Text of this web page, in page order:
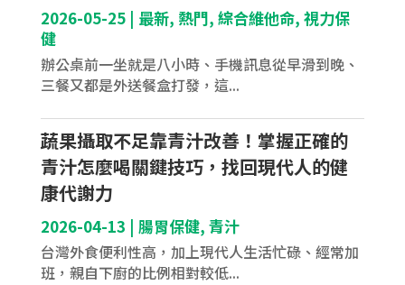
2026-05-25| 最新, 熱門, 綜合維他命, 視力保
健
辦公桌前一坐就是八小時、手機訊息從早滑到晚、
三餐又都是外送餐盒打發，這...
蔬果攝取不足靠青汁改善！掌握正確的
青汁怎麼喝關鍵技巧，找回現代人的健
康代謝力
2026-04-13 | 腸胃保健, 青汁
台灣外食便利性高，加上現代人生活忙碌、經常加
班，親自下廚的比例相對較低...